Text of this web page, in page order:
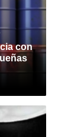
con